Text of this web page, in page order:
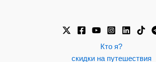
Кто я?
скидки на путешествия